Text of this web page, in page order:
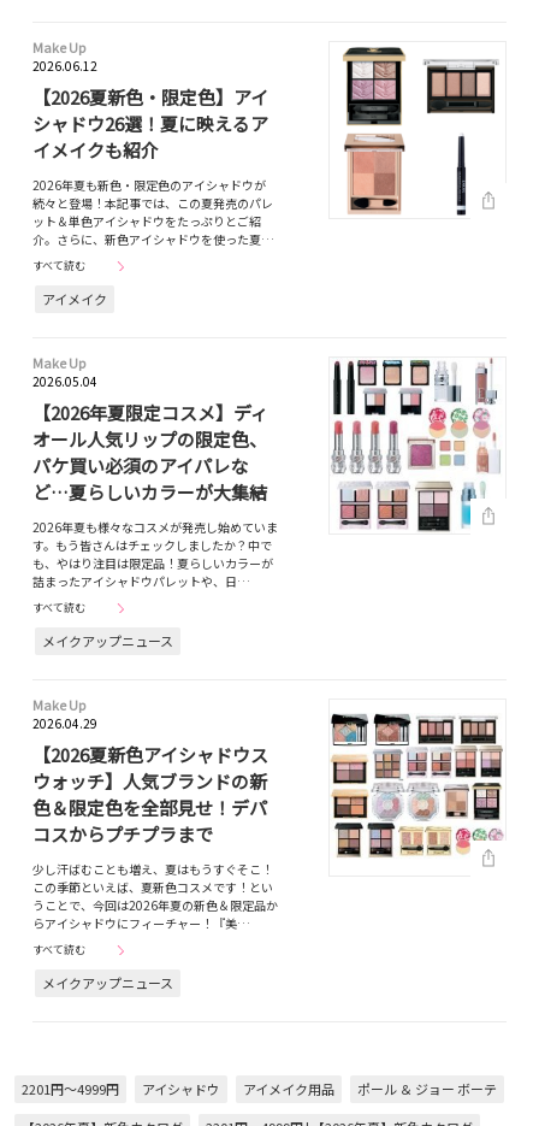
Make Up
2026.06.12
【2026夏新色・限定色】アイ
シャドウ26選！夏に映えるア
イメイクも紹介
2026年夏も新色・限定色のアイシャドウが
続々と登場！本記事では、この夏発売のパレ
ット＆単色アイシャドウをたっぷりとご紹
介。さらに、新色アイシャドウを使った夏…
すべて読む
アイメイク
Make Up
2026.05.04
【2026年夏限定コスメ】ディ
オール人気リップの限定色、
パケ買い必須のアイパレな
ど…夏らしいカラーが大集結
2026年夏も様々なコスメが発売し始めていま
す。もう皆さんはチェックしましたか？中で
も、やはり注目は限定品！夏らしいカラーが
詰まったアイシャドウパレットや、日…
すべて読む
メイクアップニュース
Make Up
2026.04.29
【2026夏新色アイシャドウス
ウォッチ】人気ブランドの新
色＆限定色を全部見せ！デパ
コスからプチプラまで
少し汗ばむことも増え、夏はもうすぐそこ！
この季節といえば、夏新色コスメです！とい
うことで、今回は2026年夏の新色＆限定品か
らアイシャドウにフィーチャー！『美…
すべて読む
メイクアップニュース
2201円～4999円 アイシャドウ アイメイク用品
ポール ＆ ジョー ボーテ